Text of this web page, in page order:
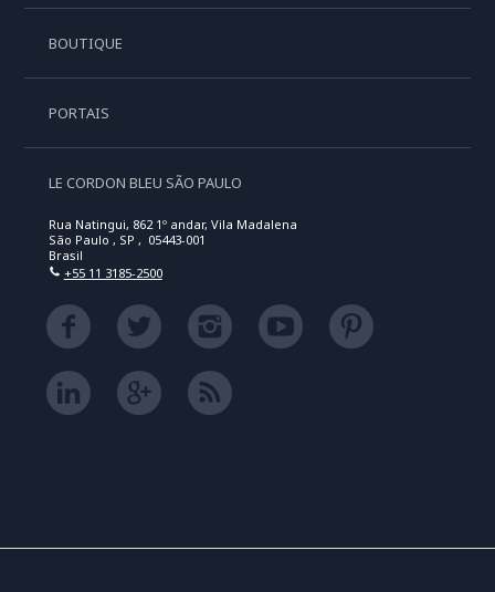
BOUTIQUE
PORTAIS
LE CORDON BLEU SÃO PAULO
Rua Natingui, 862 1º andar, Vila Madalena
São Paulo , SP , 05443-001
Brasil
+55 11 3185-2500